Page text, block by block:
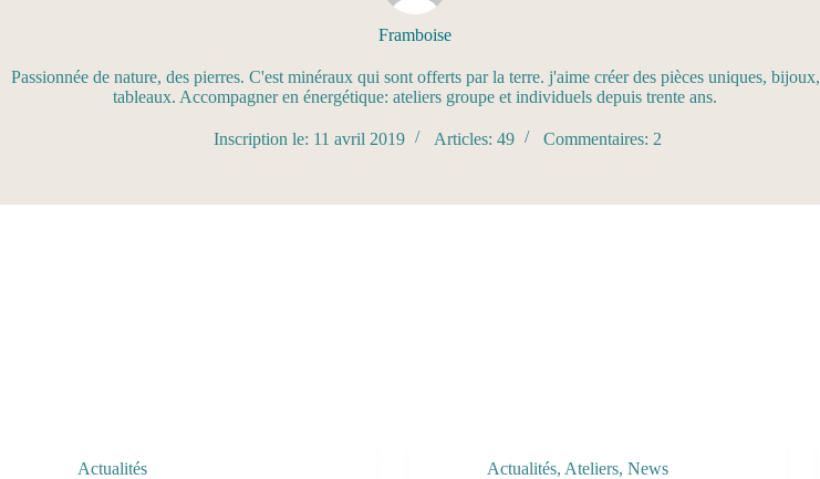
Framboise
Passionnée de nature, des pierres. C'est minéraux qui sont offerts par la terre. j'aime créer des pièces uniques, bijoux,
tableaux. Accompagner en énergétique: ateliers groupe et individuels depuis trente ans.
Inscription le: 11 avril 2019 Articles: 49 Commentaires: 2
Actualités Actualités, Ateliers, News